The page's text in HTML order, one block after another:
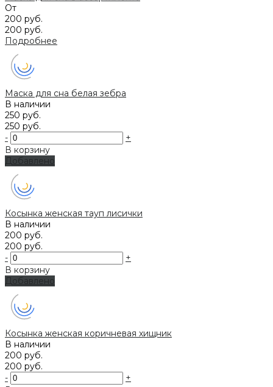
От
200 руб.
200 руб.
Подробнее
Маска для сна белая зебра
В наличии
250 руб.
250 руб.
-
+
В корзину
Добавлено
Косынка женская тауп лисички
В наличии
200 руб.
200 руб.
-
+
В корзину
Добавлено
Косынка женская коричневая хищник
В наличии
200 руб.
200 руб.
-
+